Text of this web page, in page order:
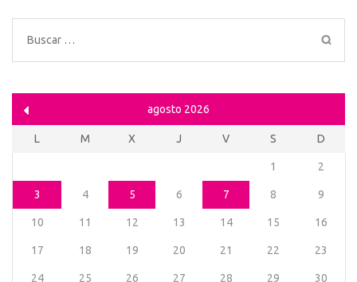
Buscar:
agosto 2026
L M X J V S D
1 2
3 4 5 6 7 8 9
10 11 12 13 14 15 16
17 18 19 20 21 22 23
24 25 26 27 28 29 30